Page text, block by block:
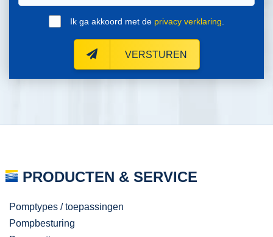
Ik ga akkoord met de privacy verklaring
VERSTUREN
PRODUCTEN & SERVICE
Pomptypes / toepassingen
Pompbesturing